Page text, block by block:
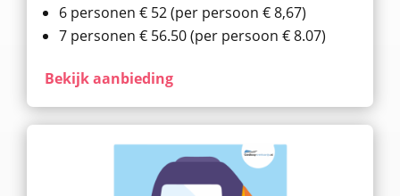
6 personen € 52 (per persoon € 8,67)
7 personen € 56.50 (per persoon € 8.07)
Bekijk aanbieding